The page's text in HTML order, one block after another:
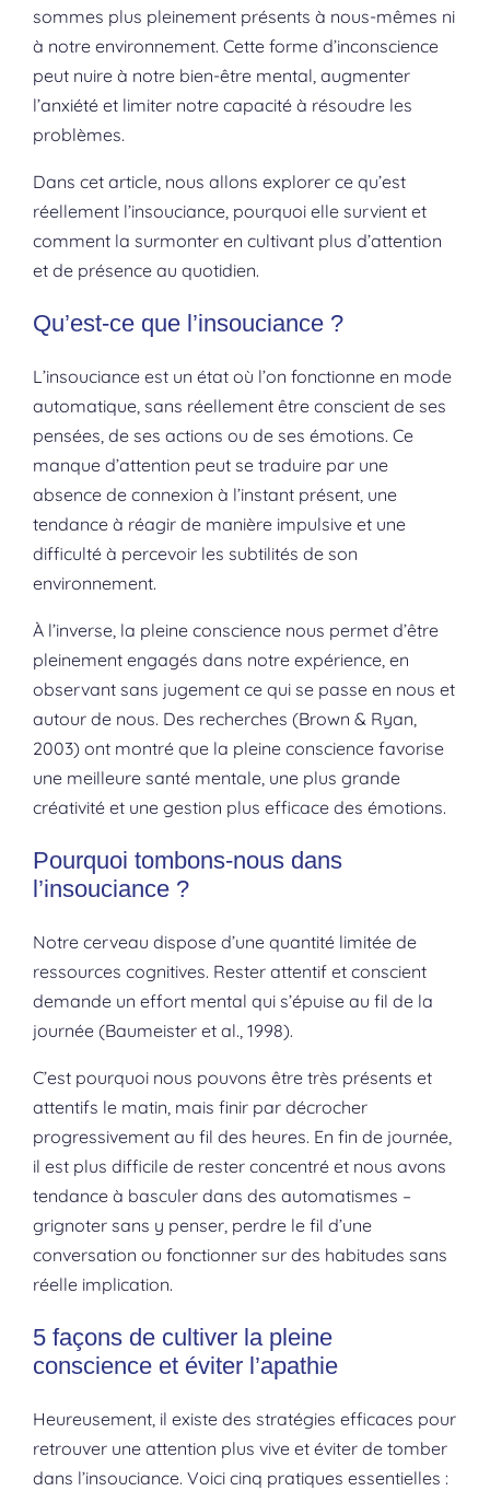
sommes plus pleinement présents à nous-mêmes ni
à notre environnement. Cette forme d’inconscience
peut nuire à notre bien-être mental, augmenter
l’anxiété et limiter notre capacité à résoudre les
problèmes.
Dans cet article, nous allons explorer ce qu’est
réellement l’insouciance, pourquoi elle survient et
comment la surmonter en cultivant plus d’attention
et de présence au quotidien.
Qu’est-ce que l’insouciance ?
L’insouciance est un état où l’on fonctionne en mode
automatique, sans réellement être conscient de ses
pensées, de ses actions ou de ses émotions. Ce
manque d’attention peut se traduire par une
absence de connexion à l’instant présent, une
tendance à réagir de manière impulsive et une
difficulté à percevoir les subtilités de son
environnement.
À l’inverse, la pleine conscience nous permet d’être
pleinement engagés dans notre expérience, en
observant sans jugement ce qui se passe en nous et
autour de nous. Des recherches (Brown & Ryan,
2003) ont montré que la pleine conscience favorise
une meilleure santé mentale, une plus grande
créativité et une gestion plus efficace des émotions.
Pourquoi tombons-nous dans
l’insouciance ?
Notre cerveau dispose d’une quantité limitée de
ressources cognitives. Rester attentif et conscient
demande un effort mental qui s’épuise au fil de la
journée (Baumeister et al., 1998).
C’est pourquoi nous pouvons être très présents et
attentifs le matin, mais finir par décrocher
progressivement au fil des heures. En fin de journée,
il est plus difficile de rester concentré et nous avons
tendance à basculer dans des automatismes –
grignoter sans y penser, perdre le fil d’une
conversation ou fonctionner sur des habitudes sans
réelle implication.
5 façons de cultiver la pleine
conscience et éviter l’apathie
Heureusement, il existe des stratégies efficaces pour
retrouver une attention plus vive et éviter de tomber
dans l’insouciance. Voici cinq pratiques essentielles :